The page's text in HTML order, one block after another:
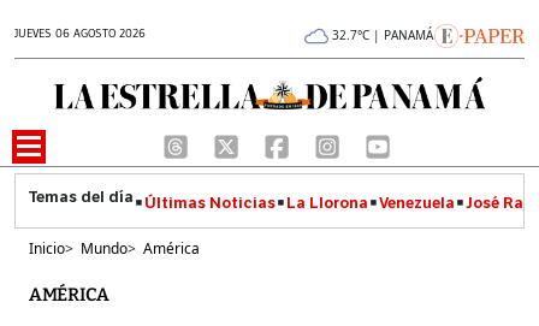
JUEVES 06 AGOSTO 2026 32.7°C | PANAMÁ
Últimas Noticias La Llorona Venezuela José
Inicio> Mundo> América
AMÉRICA